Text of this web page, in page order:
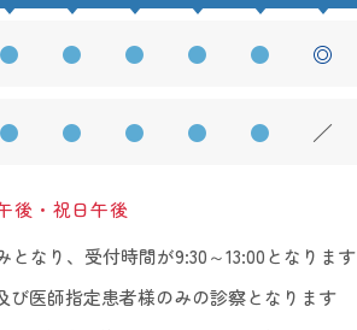
● ● ● ● ● ◎
● ● ● ● ● ／
後・祝日午後
となり、受付時間が9:30～13:00となります
び医師指定患者様のみの診察となります